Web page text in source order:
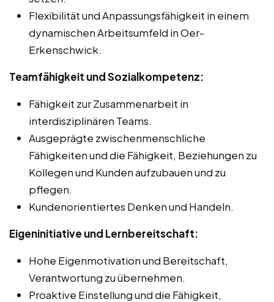
Flexibilität und Anpassungsfähigkeit in einem
dynamischen Arbeitsumfeld in Oer-
Erkenschwick.
Teamfähigkeit und Sozialkompetenz:
Fähigkeit zur Zusammenarbeit in
interdisziplinären Teams.
Ausgeprägte zwischenmenschliche
Fähigkeiten und die Fähigkeit, Beziehungen zu
Kollegen und Kunden aufzubauen und zu
pflegen.
Kundenorientiertes Denken und Handeln.
Eigeninitiative und Lernbereitschaft:
Hohe Eigenmotivation und Bereitschaft,
Verantwortung zu übernehmen.
Proaktive Einstellung und die Fähigkeit,